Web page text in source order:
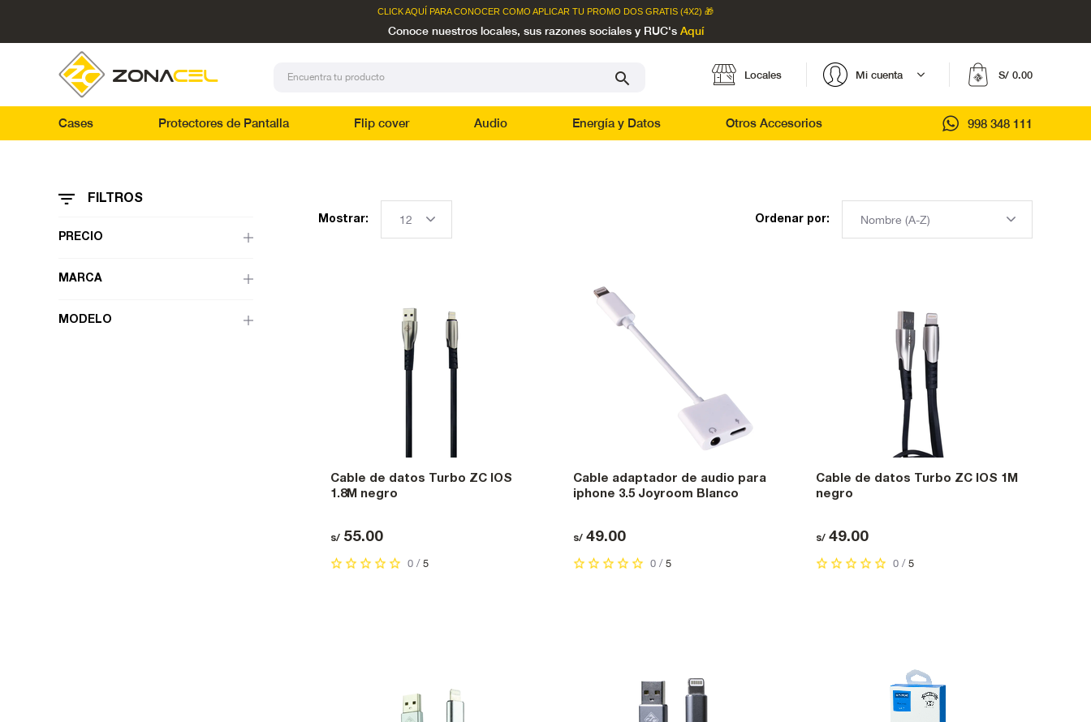
CLICK AQUÍ PARA CONOCER COMO APLICAR TU PROMO DOS GRATIS (4X2) 🎁
Conoce nuestros locales, sus razones sociales y RUC's Aquí
Locales Mi cuenta S/ 0.00
Cases Protectores de Pantalla Flip cover Audio Energía y Datos Otros Accesorios 998 348 111
FILTROS
PRECIO
MARCA
MODELO
Mostrar: Ordenar por:
Cable de datos Turbo ZC IOS
1.8M negro
s/ 55.00
0 / 5
Cable adaptador de audio para
iphone 3.5 Joyroom Blanco
s/49.00
0 /5
Cable de datos Turbo ZC IOS 1M
negro
s/49.00
0 /5